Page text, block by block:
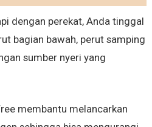
dengan perekat, Anda tinggal
bagian bawah, perut samping
sumber nyeri yang
membantu melancarkan